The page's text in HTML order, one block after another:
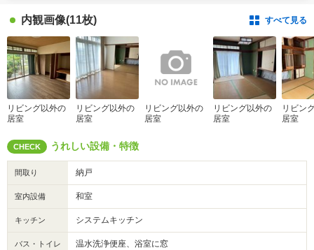
内観画像(11枚) すべて見る
リビング以外の
居室
リビング以外の
居室
リビング以外の
居室
リビング以外の
居室
リビン
居室
CHECK うれしい設備・特徴
間取り 納戸
室内設備 和室
キッチン システムキッチン
バス・トイレ 温水洗浄便座、浴室に窓